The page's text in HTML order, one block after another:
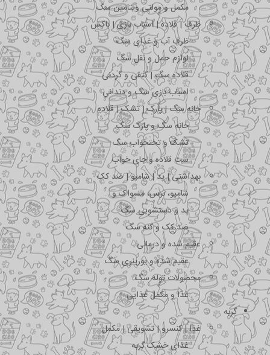
مکمل و مولتی ویتامین سگ
ظرف | قلاده | اسباب بازی | باکس
ظرف آب و غذای سگ
لوازم حمل و نقل سگ
قلاده سگ | کتفی و گردنی
اسباب بازی سگ و دندانی
خانه سگ | پارک | تشک | قلاده
خانه سگ و پارک سگ
تشک و تختخواب سگ
ست قلاده و جای خواب
بهداشتی | پد | شامپو | ضد کک
شامپو، برس، مسواک و …
پد و دستشویی سگ
ضد کک و کنه سگ
عقیم شده و درمانی
عقیم شده و یورینری سگ
محصولات توله سگ
غذا و مکمل غذایی
گربه
غذا | کنسرو | تشویقی | مکمل
غذای خشک گربه